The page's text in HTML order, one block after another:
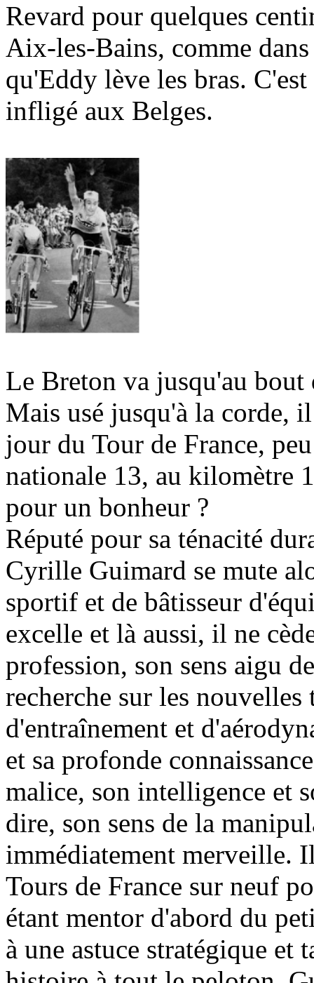
Revard pour quelques
Aix-les-Bains, comme
qu'Eddy lève les bras.
infligé aux Belges.
Le Breton va jusqu'au
Mais usé jusqu'à la corde,
jour du Tour de France,
nationale 13, au kilomètre
pour un bonheur ?
Réputé pour sa ténacité
Cyrille Guimard se mute
sportif et de bâtisseur
excelle et là aussi, il ne
profession, son sens aigu
recherche sur les
d'entraînement et
et sa profonde
malice, son intelligence et
dire, son sens de la
immédiatement merveille.
Tours de France sur neuf
étant mentor d'abord du
à une astuce stratégique et